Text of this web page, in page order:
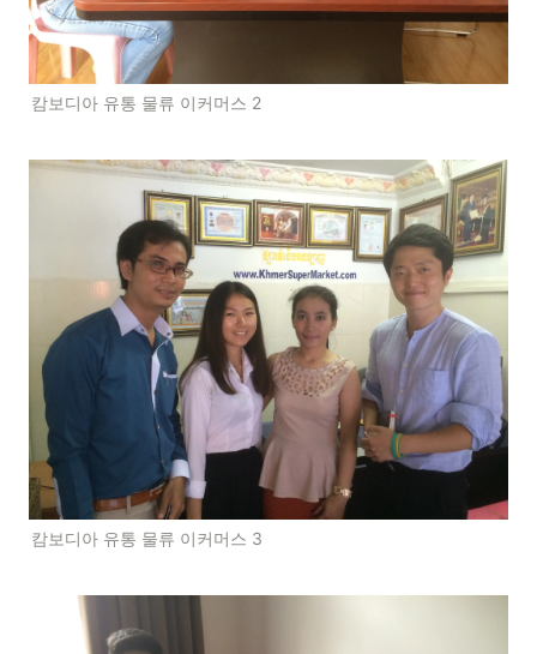
캄보디아 유통 물류 이커머스 2
캄보디아 유통 물류 이커머스 3